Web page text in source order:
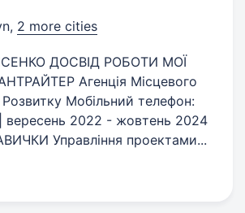
, 2 more cities
ДОСВІД РОБОТИ МОЇ
Агенція Місцевого
Мобільний телефон:
вересень 2022 - жовтень 2024
Управління проектами...